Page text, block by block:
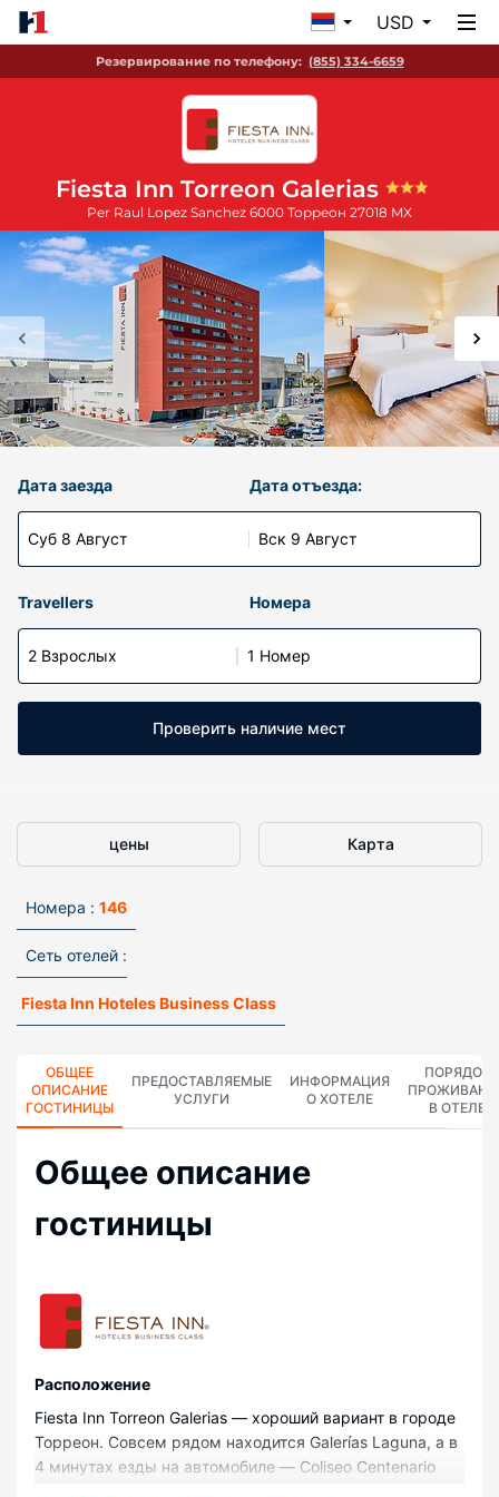
USD
Резервирование по телефону: (855) 334-6659
Fiesta Inn Torreon Galerias
Per Raul Lopez Sanchez 6000 Торреон 27018 MX
Дата заезда
Суб 8 Август
Дата отъезда:
Вск 9 Август
Travellers Номера
2 Взрослых 1 Номер
Проверить наличие мест
цены Карта
Номера : 146
Сеть отелей :
Fiesta Inn Hoteles Business Class
ОБЩЕЕ
ОПИСАНИЕ
ГОСТИНИЦЫ
ПРЕДОСТАВЛЯЕМЫЕ
УСЛУГИ
ИНФОРМАЦИЯ
О ХОТЕЛЕ
ПОРЯДОК
В ОТЕЛЕ
Общее описание
гостиницы
Pасположение
Fiesta Inn Torreon Galerias — хороший вариант в городе
Торреон. Совсем рядом находится Galerías Laguna, а в
4 минутах езды на автомобиле — Coliseo Centenario